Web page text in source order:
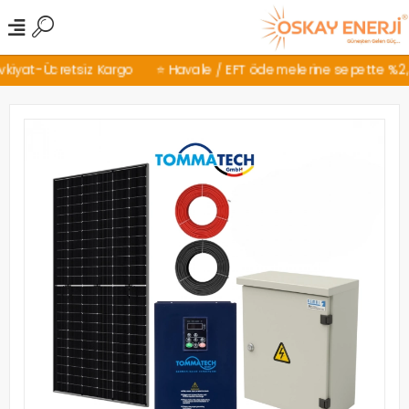
Ücretsiz Kargo ⭐ Havale / EFT ödemelerine sepette